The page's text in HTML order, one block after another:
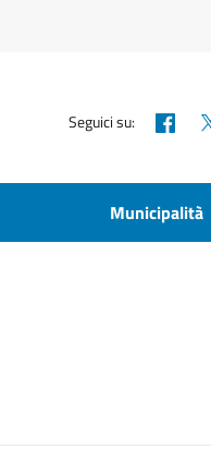
Seguici su:
Municipalità